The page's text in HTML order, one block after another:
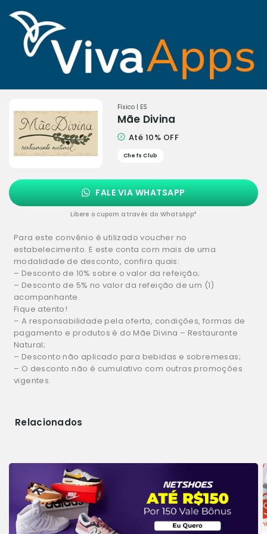
Físico | ES
Mãe Divina
Até 10% OFF
Chefs Club
FALE VIA WHATSAPP
Libere o cupom através do WhatsApp*
Para este convênio é utilizado voucher no
estabelecimento. E este conta com mais de uma
modalidade de desconto, confira quais:
– Desconto de 10% sobre o valor da refeição;
– Desconto de 5% no valor da refeição de um (1)
acompanhante.
Fique atento!
– A responsabilidade pela oferta, condições, formas de
pagamento e produtos é do Mãe Divina – Restaurante
Natural;
– Desconto não aplicado para bebidas e sobremesas;
– O desconto não é cumulativo com outras promoções
vigentes.
Relacionados